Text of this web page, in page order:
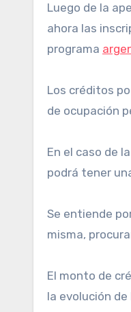
Luego de la
ahora las
programa
Los créditos
de ocupación
En el caso de
podrá tener
Se entiende
misma,
El monto de
la evolución de